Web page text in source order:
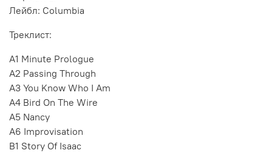
Лейбл: Columbia
Треклист:
A1 Minute Prologue
A2 Passing Through
A3 You Know Who I Am
A4 Bird On The Wire
A5 Nancy
A6 Improvisation
B1 Story Of Isaac